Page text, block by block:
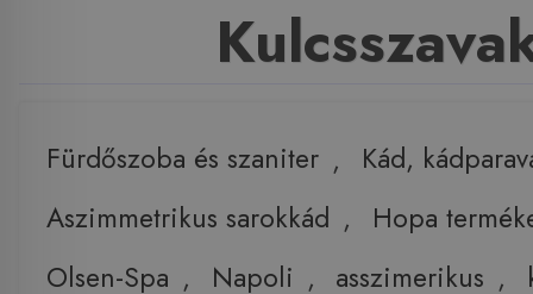
Fürdőszoba és szaniter ,
Kád,
Aszimmetrikus sarokkád ,
Hopa
Olsen-Spa , Napoli , asszimerikus ,